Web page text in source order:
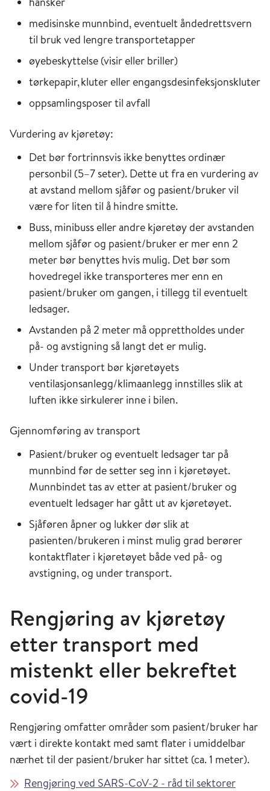
medisinske munnbind, eventuelt åndedrettsvern
til bruk ved lengre transportetapper
øyebeskyttelse (visir eller briller)
tørkepapir, kluter eller engangsdesinfeksjonskluter
oppsamlingsposer til avfall
Vurdering av kjøretøy:
Det bør fortrinnsvis ikke benyttes ordinær
personbil (5–7 seter). Dette ut fra en vurdering av
at avstand mellom sjåfør og pasient/bruker vil
være for liten til å hindre smitte.
Buss, minibuss eller andre kjøretøy der avstanden
mellom sjåfør og pasient/bruker er mer enn 2
meter bør benyttes hvis mulig. Det bør som
hovedregel ikke transporteres mer enn en
pasient/bruker om gangen, i tillegg til eventuelt
ledsager.
Avstanden på 2 meter må opprettholdes under
på- og avstigning så langt det er mulig.
Under transport bør kjøretøyets
ventilasjonsanlegg/klimaanlegg innstilles slik at
luften ikke sirkulerer inne i bilen.
Gjennomføring av transport
Pasient/bruker og eventuelt ledsager tar på
munnbind før de setter seg inn i kjøretøyet.
Munnbindet tas av etter at pasient/bruker og
eventuelt ledsager har gått ut av kjøretøyet.
Sjåføren åpner og lukker dør slik at
pasienten/brukeren i minst mulig grad berører
kontaktflater i kjøretøyet både ved på- og
avstigning, og under transport.
Rengjøring av kjøretøy
etter transport med
mistenkt eller bekreftet
covid-19
Rengjøring omfatter områder som pasient/bruker har
vært i direkte kontakt med samt flater i umiddelbar
nærhet til der pasient/bruker har sittet (ca. 1 meter).
Rengjøring ved SARS-CoV-2 - råd til sektorer